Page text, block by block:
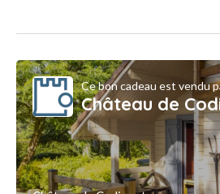
Ce bon cadeau est vendu
Château de